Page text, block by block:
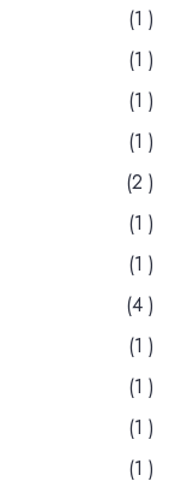
(1 )
(1 )
(1 )
(1 )
(2 )
(1 )
(1 )
(4 )
(1 )
(1 )
(1 )
(1 )